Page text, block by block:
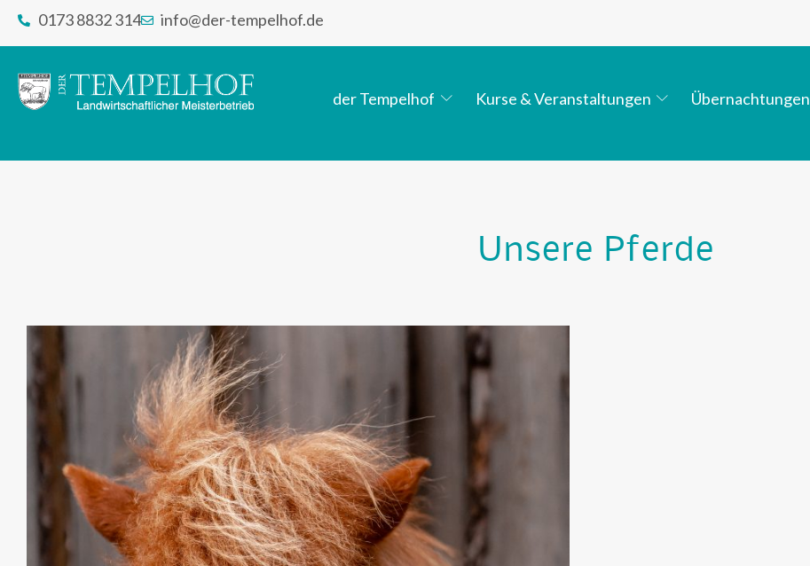
0173 8832 314 info@der-tempelhof.de
der Tempelhof Kurse & Veranstaltungen Übernachtungen
Unsere Pferde